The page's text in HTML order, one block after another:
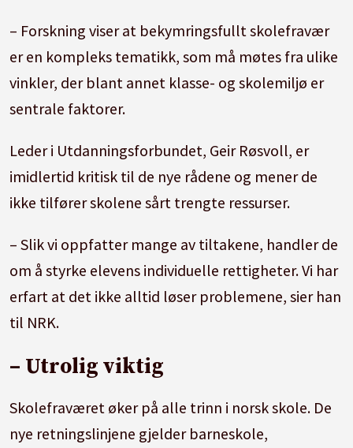
– Forskning viser at bekymringsfullt skolefravær
er en kompleks tematikk, som må møtes fra ulike
vinkler, der blant annet klasse- og skolemiljø er
sentrale faktorer.
Leder i Utdanningsforbundet, Geir Røsvoll, er
imidlertid kritisk til de nye rådene og mener de
ikke tilfører skolene sårt trengte ressurser.
– Slik vi oppfatter mange av tiltakene, handler de
om å styrke elevens individuelle rettigheter. Vi har
erfart at det ikke alltid løser problemene, sier han
til NRK.
– Utrolig viktig
Skolefraværet øker på alle trinn i norsk skole. De
nye retningslinjene gjelder barneskole,